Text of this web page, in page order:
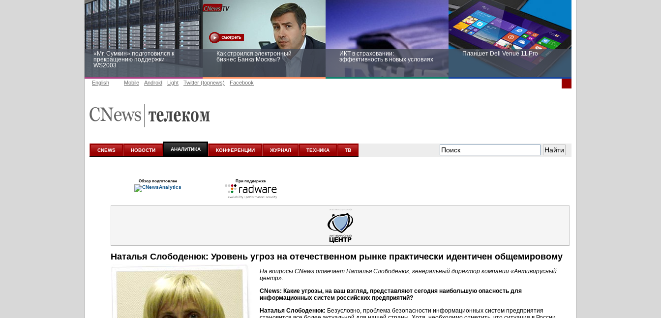
«Mr. Сумкин» подготовился к
прекращению поддержки
WS2003
Как строился электронный
бизнес Банка Москвы?
ИКТ в страховании:
эффективность в новых условиях
Планшет Dell Venue 11 Pro
аналитике
новых условиях
English Mobile Android Light Twitter (topnews) Facebook
CNEWS НОВОСТИ АНАЛИТИКА КОНФЕРЕНЦИИ ЖУРНАЛ ТЕХНИКА ТВ
Обзор подготовлен При поддержке
Наталья Слободенюк: Уровень угроз на отечественном рынке практически идентичен общемировому
На вопросы CNews отвечает Наталья Слободенюк, генеральный директор компании «Антивирусный
центр».
CNews: Какие угрозы, на ваш взгляд, представляют сегодня наибольшую опасность для
информационных систем российских предприятий?
Наталья Слободенюк: Безусловно, проблема безопасности информационных систем предприятия